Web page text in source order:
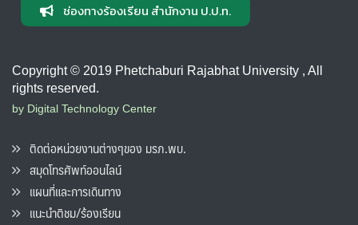
ช่องทางร้องเรียน สำนักงาน ป.ป.ท.
Copyright © 2019 Phetchaburi Rajabhat University , All
rights reserved.
by Digital Technology Center
ติดต่อหน่วยงานต่างๆของ มรภ.พบ.
สมุดโทรศัพท์ออนไลน์
แผนที่และการเดินทาง
แนะนำติชม/ร้องเรียน